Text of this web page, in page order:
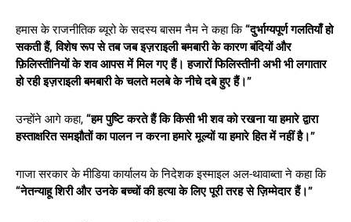
हमास के राजनीतिक ब्यूरो के सदस्य बासम नैम ने कहा कि“दुर्भाग्यपूर्ण गलतियाँ हो
सकती हैं, विशेष रूप से तब जब इज़राइली बमबारी के कारण बंदियों और
फ़िलिस्तीनियों के शव आपस में मिल गए हैं। हजारों फिलिस्तीनी अभी भी लगातार
हो रही इज़राइली बमबारी के चलते मलबे के नीचे दबे हुए हैं।”
उन्होंने आगे कहा, “हम पुष्टि करते हैं कि किसी भी शव को रखना या हमारे द्वारा
हस्ताक्षरित समझौतों का पालन न करना हमारे मूल्यों या हमारे हित में नहीं है।”
गाजा सरकार के मीडिया कार्यालय के निदेशक इस्माइल अल-थावाब्ता ने कहा कि
“नेतन्याहू शिरी और उनके बच्चों की हत्या के लिए पूरी तरह से ज़िम्मेदार हैं।”